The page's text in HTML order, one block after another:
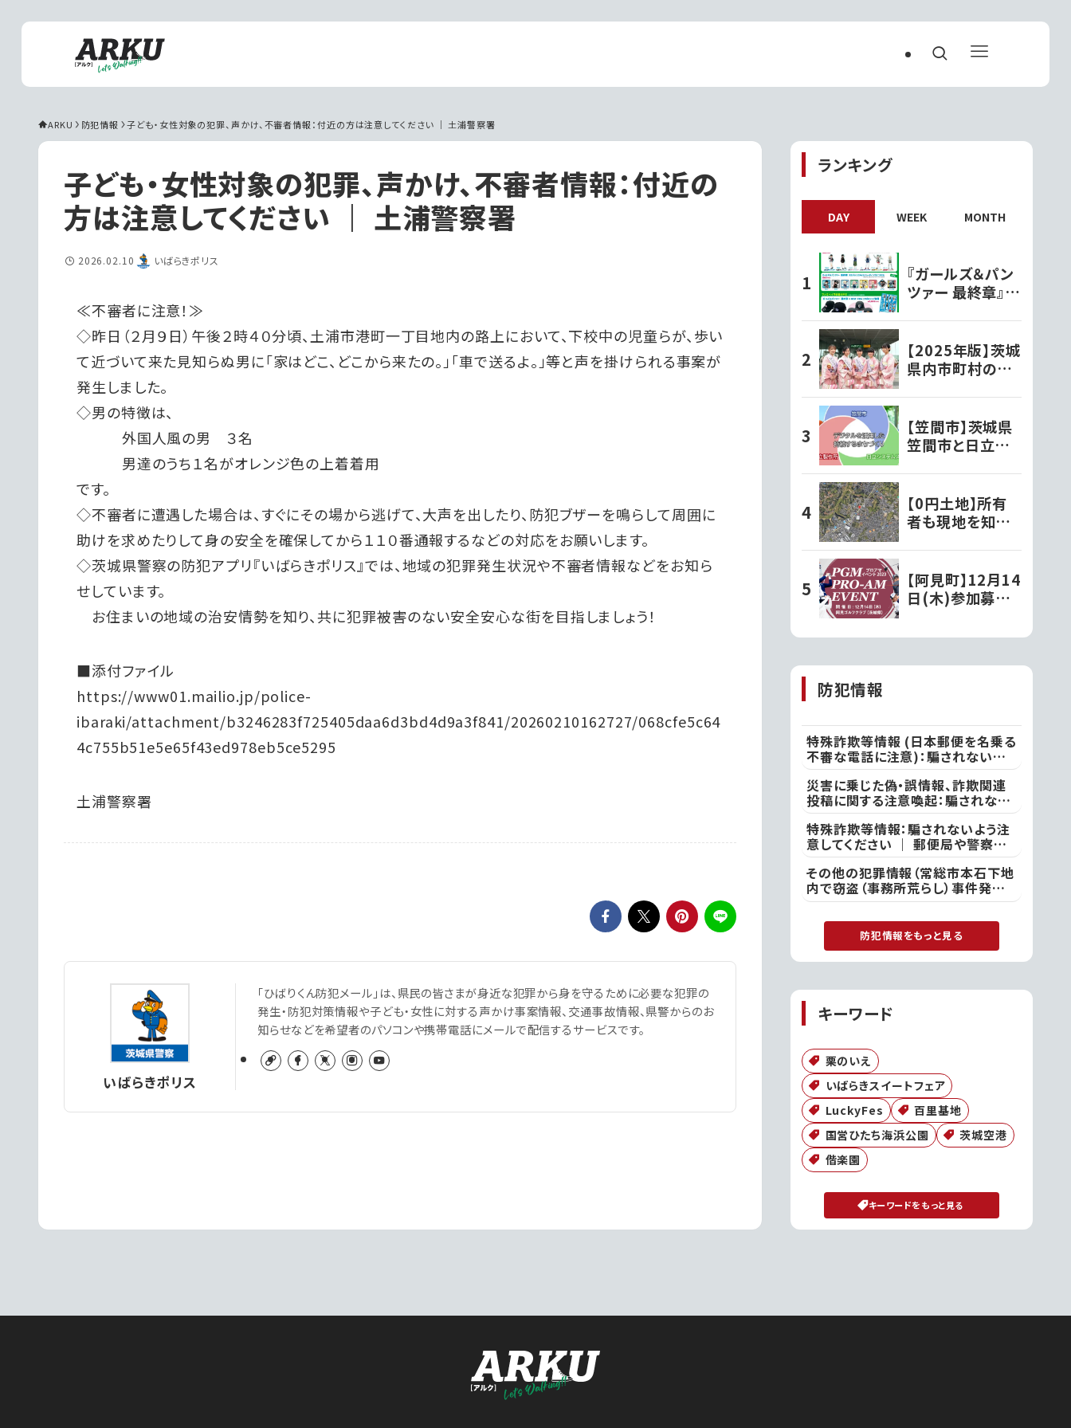
ARKU 防犯情報 子ども・女性対象の犯罪、声かけ、不審者情報：付近の方は注意してください ｜ 土浦警察署
子ども・女性対象の犯罪、声かけ、不審者情報：付近の
方は注意してください ｜ 土浦警察署
2026.02.10 いばらきポリス
≪不審者に注意！≫
◇昨日（２月９日）午後２時４０分頃、土浦市港町一丁目地内の路上において、下校中の児童らが、歩い
て近づいて来た見知らぬ男に「家はどこ、どこから来たの。」「車で送るよ。」等と声を掛けられる事案が
発生しました。
◇男の特徴は、
外国人風の男 ３名
男達のうち１名がオレンジ色の上着着用
です。
◇不審者に遭遇した場合は、すぐにその場から逃げて、大声を出したり、防犯ブザーを鳴らして周囲に
助けを求めたりして身の安全を確保してから１１０番通報するなどの対応をお願いします。
◇茨城県警察の防犯アプリ『いばらきポリス』では、地域の犯罪発生状況や不審者情報などをお知ら
せしています。
お住まいの地域の治安情勢を知り、共に犯罪被害のない安全安心な街を目指しましょう！
■添付ファイル
https://www01.mailio.jp/police-
ibaraki/attachment/b3246283f725405daa6d3bd4d9a3f841/20260210162727/068cfe5c64
4c755b51e5e65f43ed978eb5ce5295
土浦警察署
いばらきポリス
「ひばりくん防犯メール」は、県民の皆さまが身近な犯罪から身を守るために必要な犯罪の
発生・防犯対策情報や子ども・女性に対する声かけ事案情報、交通事故情報、県警からのお
知らせなどを希望者のパソコンや携帯電話にメールで配信するサービスです。
ランキング
DAY WEEK MONTH
『ガールズ＆パン
ツァー 最終章』オ
種ファミリーマー
トで発売開始!!
【2025年版】茨城
県内市町村の観
介！
【笠間市】茨城県
笠間市と日立お
ズが、デジタルを
活用した持続す
るまちづくりの実
現に向け連携協
定を締結!!第一
弾事業として移
動型の行政窓口
「動く市役所」が
【0円土地】所有
者も現地を知ら
て知った茨城の
「謎の土地」
【阿見町】12月14
日(木)参加募
ーシップ契約プ
『PGMプロアマ
防犯情報
特殊詐欺等情報 (日本郵便を名乗る
不審な電話に注意)：騙されないよう
注意してください ｜ ●本日、竜ケ崎
警察署
災害に乗じた偽・誤情報、詐欺関連
投稿に関する注意喚起：騙されない
よう注意してください ｜ 不審な投
稿やメール等で不安を感じた際は、
最寄りの警察署
特殊詐欺等情報：騙されないよう注
意してください ｜ 郵便局や警察を
名乗る者から「あなたの名義の郵便
物が」や「あなた名義の口座が」など
といった電話があった際には、決して
対応せず、すぐに電話を切って取手
警察署
その他の犯罪情報（常総市本石下地
内で窃盗（事務所荒らし）事件発
生）：付近の方は注意してください
｜ 常総警察署
防犯情報をもっと見る
キーワード
栗のいえ
いばらきスイートフェア
LuckyFes
百里基地
国営ひたち海浜公園
茨城空港
偕楽園
キーワードをもっと見る